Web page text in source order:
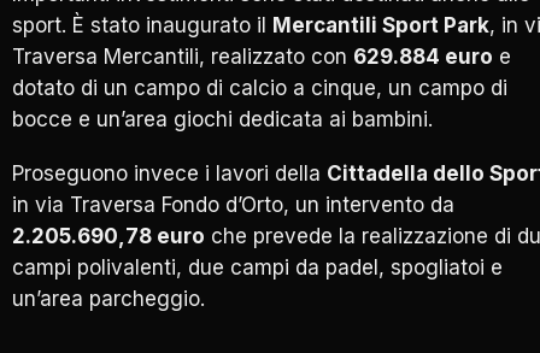
sport. È stato inaugurato il Mercantili Sport Park, in
Traversa Mercantili, realizzato con 629.884 euro e
dotato di un campo di calcio a cinque, un campo di
bocce e un’area giochi dedicata ai bambini.
Proseguono invece i lavori della Cittadella dello
in via Traversa Fondo d’Orto, un intervento da
2.205.690,78 euro che prevede la realizzazione di
campi polivalenti, due campi da padel, spogliatoi e
un’area parcheggio.